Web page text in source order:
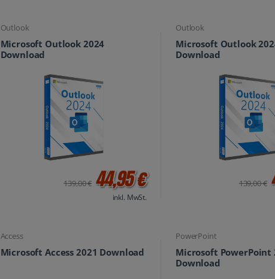
Outlook
Microsoft Outlook 2024
Download
139,00 € 44,95 €
inkl. MwSt.
Outlook
Microsoft Outlook
Download
139,00 €
Access
Microsoft Access 2021 Download
PowerPoint
Microsoft PowerPoint
Download